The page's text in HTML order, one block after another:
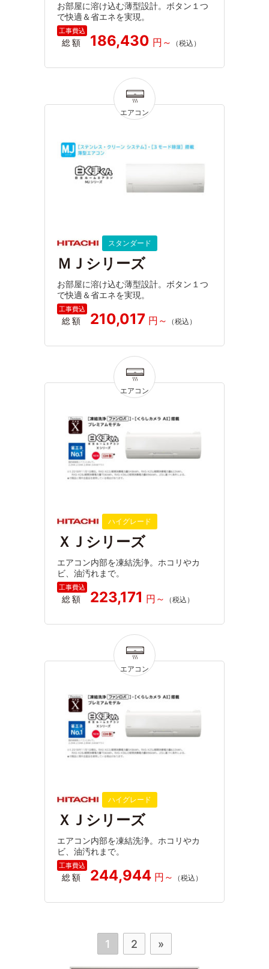
お部屋に溶け込む薄型設計。ボタン１つ
で快適＆省エネを実現。
総額 186,430
スタンダード
ＭＪシリーズ
お部屋に溶け込む薄型設計。ボタン１つ
で快適＆省エネを実現。
総額 210,017
ハイグレード
ＸＪシリーズ
エアコン内部を凍結洗浄。ホコリやカ
ビ、油汚れまで。
総額 223,171
ハイグレード
ＸＪシリーズ
エアコン内部を凍結洗浄。ホコリやカ
ビ、油汚れまで。
総額 244,944
1 2 »